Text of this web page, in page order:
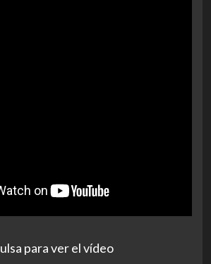
para ver el vídeo